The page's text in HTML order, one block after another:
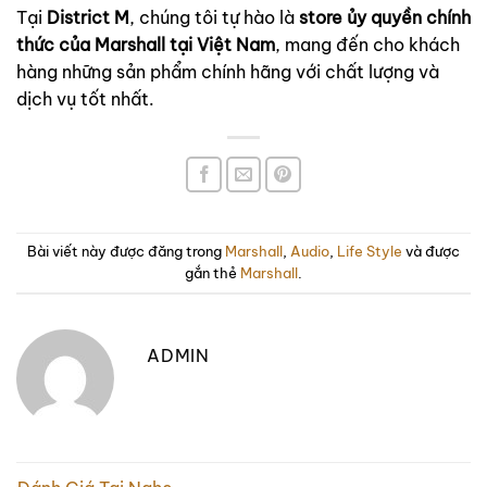
Tại District M, chúng tôi tự hào là store ủy quyền chính
thức của Marshall tại Việt Nam, mang đến cho khách
hàng những sản phẩm chính hãng với chất lượng và
dịch vụ tốt nhất.
Bài viết này được đăng trong Marshall, Audio, Life Style và được
gắn thẻ Marshall.
ADMIN